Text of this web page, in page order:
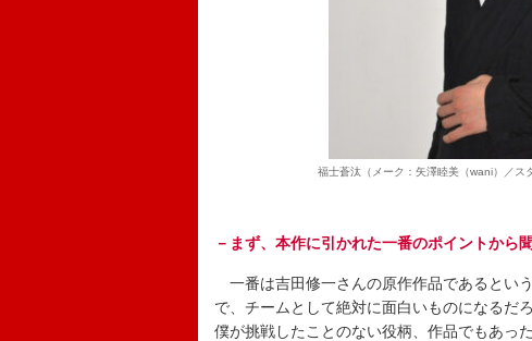
福士蒼汰（メーク：矢澤睦美（wani）／
－まず、本作に引かれた一番のポイントから
一番は吉田修一さんの原作作品であるとい
で、チームとして絶対に面白いものになるだ
僕が挑戦したことのない役柄、作品でもあっ